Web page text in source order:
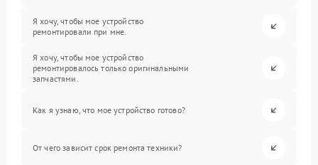
Я хочу, чтобы мое устройство
ремонтировали при мне.
Я хочу, чтобы мое устройство
ремонтировалось только оригинальными
запчастями.
Как я узнаю, что мое устройство готово?
От чего зависит срок ремонта техники?